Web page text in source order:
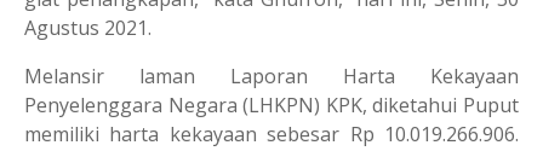
Agustus 2021.
Melansir laman Laporan Harta Kekayaan
Penyelenggara Negara (LHKPN) KPK, diketahui Puput
memiliki harta kekayaan sebesar Rp 10.019.266.906.